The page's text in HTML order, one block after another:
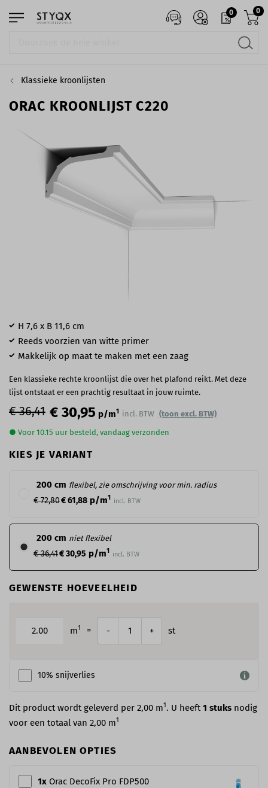
0 0
Klassieke kroonlijsten
ORAC KROONLIJST C220
€ 36,41 € 30,95 p/m1 incl. BTW (toon excl. BTW)
● Voor 10.15 uur besteld, vandaag verzonden
KIES JE VARIANT
200 cm flexibel, zie omschrijving voor min. radius
€ 72,80€ 61,88 p/m1 incl. BTW
200 cm niet flexibel
€ 36,41€ 30,95 p/m1 incl. BTW
GEWENSTE HOEVEELHEID
m1 = - + st
10% snijverlies
Dit product wordt geleverd per 2,00 m1. U heeft1 stuks nodig
voor een totaal van 2,00 m1
AANBEVOLEN OPTIES
1x Orac DecoFix Pro​ FDP500
H 7,6 x B 11,6 cm
Reeds voorzien van witte primer
Makkelijk op maat te maken met een zaag
Een klassieke rechte kroonlijst die over het plafond reikt. Met deze
lijst ontstaat er een prachtig resultaat in jouw ruimte.